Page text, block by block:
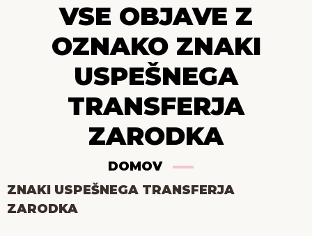
VSE OBJAVE Z
OZNAKO ZNAKI
USPEŠNEGA
TRANSFERJA
ZARODKA
DOMOV
ZNAKI USPEŠNEGA TRANSFERJA
ZARODKA